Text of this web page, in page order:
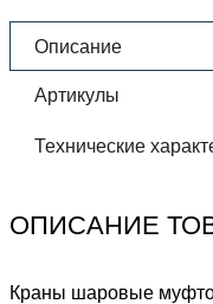
Описание
Артикулы
Технические
ОПИСАНИЕ
Краны шаровые